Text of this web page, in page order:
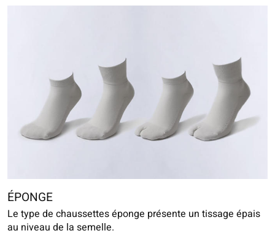
ÉPONGE
Le type de chaussettes éponge présente un tissage épais
au niveau de la semelle.